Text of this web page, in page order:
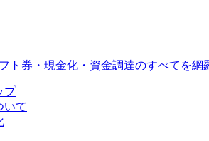
ト券・現金化・資金調達のすべてを網
プ
いて